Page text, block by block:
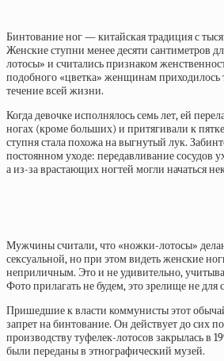
Бинтование ног — китайская традиция с
Женские ступни менее десяти сантиметров
лотосы» и считались признаком
подобного «цветка» женщинам приходилось
течение всей жизни.
Когда девочке исполнялось семь лет, ей
ногах (кроме больших) и притягивали к
ступня стала похожа на выгнутый лук.
постоянном уходе: передавливание сосудов
а из-за врастающих ногтей могли начаться
Мужчины считали, что «ножки-лотосы»
сексуальной, но при этом видеть женские
неприличным. Это и не удивительно,
Фото прилагать не будем, это зрелище не для
Пришедшие к власти коммунисты этот
запрет на бинтование. Он действует до сих
производству туфелек-лотосов закрылась в
были переданы в этнографический музей.